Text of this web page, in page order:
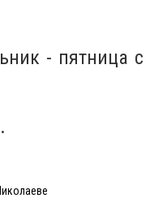
- пятница с
.